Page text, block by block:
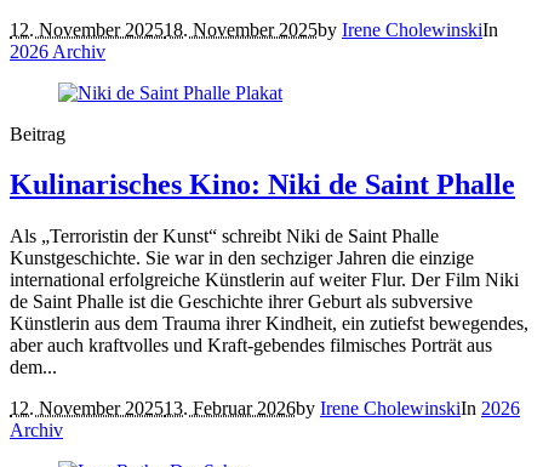
12. November 202518. November 2025by Irene CholewinskiIn
2026 Archiv
Beitrag
Kulinarisches Kino: Niki de Saint Phalle
Als „Terroristin der Kunst“ schreibt Niki de Saint Phalle
Kunstgeschichte. Sie war in den sechziger Jahren die einzige
international erfolgreiche Künstlerin auf weiter Flur. Der Film Niki
de Saint Phalle ist die Geschichte ihrer Geburt als subversive
Künstlerin aus dem Trauma ihrer Kindheit, ein zutiefst bewegendes,
aber auch kraftvolles und Kraft-gebendes filmisches Porträt aus
dem...
12. November 202513. Februar 2026by Irene CholewinskiIn 2026
Archiv